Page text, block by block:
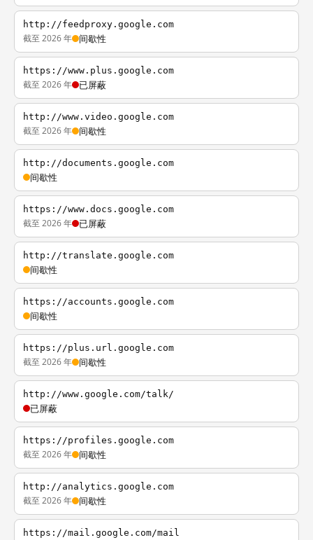
http://feedproxy.google.com
截至 2026 年 间歇性
https://www.plus.google.com
截至 2026 年 已屏蔽
http://www.video.google.com
截至 2026 年 间歇性
http://documents.google.com
间歇性
https://www.docs.google.com
截至 2026 年 已屏蔽
http://translate.google.com
间歇性
https://accounts.google.com
间歇性
https://plus.url.google.com
截至 2026 年 间歇性
http://www.google.com/talk/
已屏蔽
https://profiles.google.com
截至 2026 年 间歇性
http://analytics.google.com
截至 2026 年 间歇性
https://mail.google.com/mail